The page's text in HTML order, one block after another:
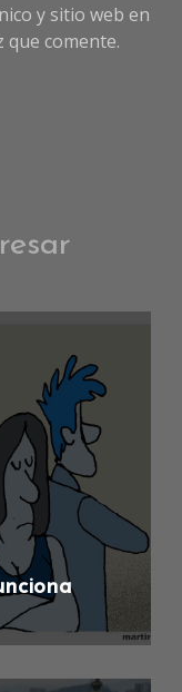
y sitio web en
que comente.